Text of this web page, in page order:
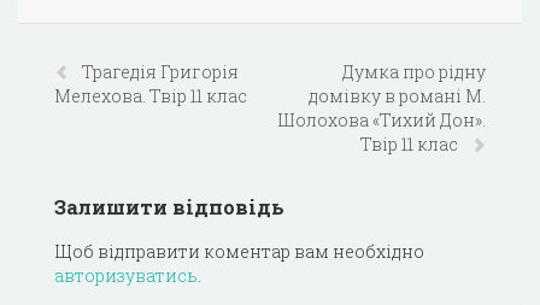
Трагедія Григорія
Мелехова. Твір 11 клас
Думка про рідну
домівку в романі М.
Шолохова «Тихий Дон».
Твір 11 клас
Залишити відповідь
Щоб відправити коментар вам необхідно
авторизуватись.